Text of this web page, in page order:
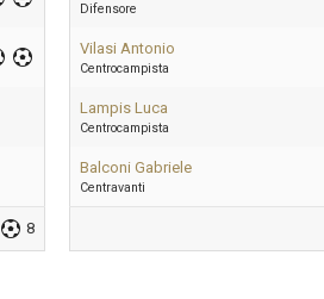
8
Difensore
Vilasi Antonio
Centrocampista
Lampis Luca
Centrocampista
Balconi Gabriele
Centravanti